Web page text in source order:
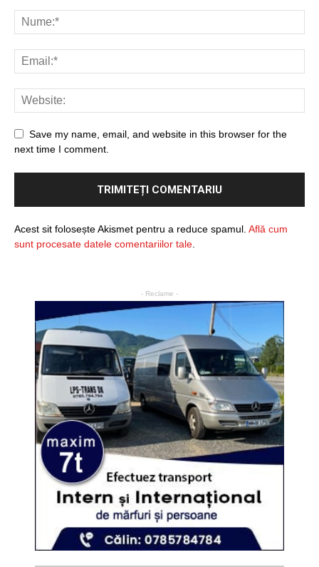
Save my name, email, and website in this browser for the
next time I comment.
Acest sit folosește Akismet pentru a reduce spamul. Află cum
sunt procesate datele comentariilor tale
- Reclame -